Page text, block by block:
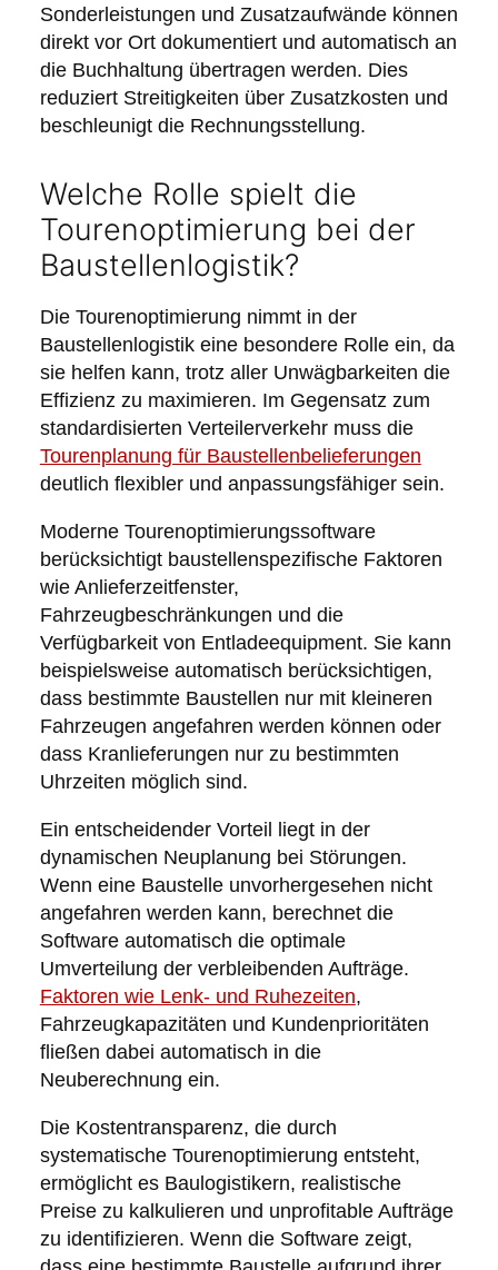
Sonderleistungen und Zusatzaufwände können
direkt vor Ort dokumentiert und automatisch an
die Buchhaltung übertragen werden. Dies
reduziert Streitigkeiten über Zusatzkosten und
beschleunigt die Rechnungsstellung.
Welche Rolle spielt die
Tourenoptimierung bei der
Baustellenlogistik?
Die Tourenoptimierung nimmt in der
Baustellenlogistik eine besondere Rolle ein, da
sie helfen kann, trotz aller Unwägbarkeiten die
Effizienz zu maximieren. Im Gegensatz zum
standardisierten Verteilerverkehr muss die
Tourenplanung für Baustellenbelieferungen
deutlich flexibler und anpassungsfähiger sein.
Moderne Tourenoptimierungssoftware
berücksichtigt baustellenspezifische Faktoren
wie Anlieferzeitfenster,
Fahrzeugbeschränkungen und die
Verfügbarkeit von Entladeequipment. Sie kann
beispielsweise automatisch berücksichtigen,
dass bestimmte Baustellen nur mit kleineren
Fahrzeugen angefahren werden können oder
dass Kranlieferungen nur zu bestimmten
Uhrzeiten möglich sind.
Ein entscheidender Vorteil liegt in der
dynamischen Neuplanung bei Störungen.
Wenn eine Baustelle unvorhergesehen nicht
angefahren werden kann, berechnet die
Software automatisch die optimale
Umverteilung der verbleibenden Aufträge.
Faktoren wie Lenk- und Ruhezeiten,
Fahrzeugkapazitäten und Kundenprioritäten
fließen dabei automatisch in die
Neuberechnung ein.
Die Kostentransparenz, die durch
systematische Tourenoptimierung entsteht,
ermöglicht es Baulogistikern, realistische
Preise zu kalkulieren und unprofitable Aufträge
zu identifizieren. Wenn die Software zeigt,